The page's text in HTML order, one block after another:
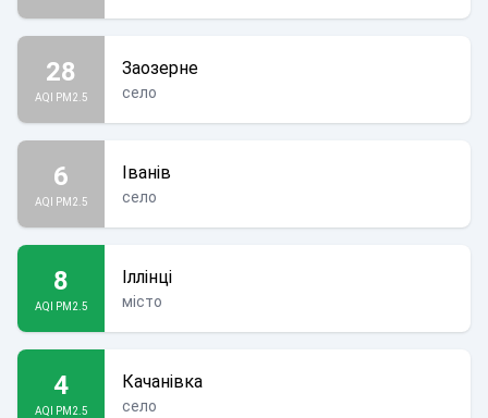
28
AQI PM2.5
Заозерне
село
6
AQI PM2.5
Іванів
село
8
AQI PM2.5
Іллінці
місто
4
AQI PM2.5
Качанівка
село